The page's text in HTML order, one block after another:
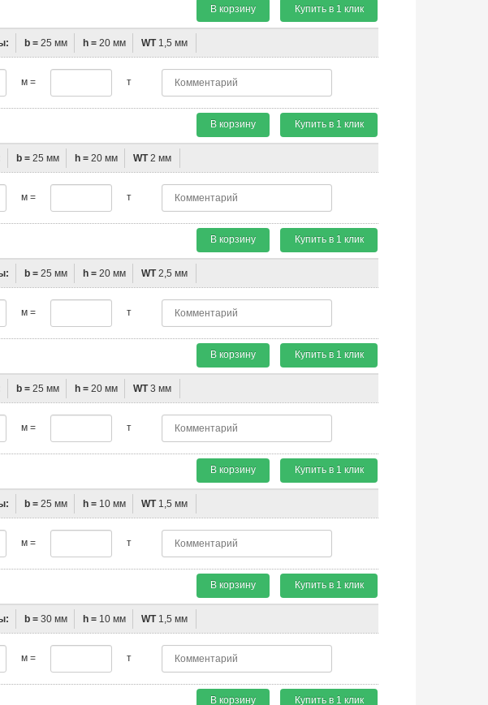
В корзину Купить в 1 клик
b = 25 мм h = 20 мм WT1,5 мм
м = т
В корзину Купить в 1 клик
b = 25 мм h = 20 мм WT2 мм
м = т
В корзину Купить в 1 клик
b = 25 мм h = 20 мм WT2,5 мм
м = т
В корзину Купить в 1 клик
b = 25 мм h = 20 мм WT3 мм
м = т
В корзину Купить в 1 клик
b = 25 мм h = 10 мм WT1,5 мм
м = т
В корзину Купить в 1 клик
b = 30 мм h = 10 мм WT1,5 мм
м = т
В корзину Купить в 1 клик